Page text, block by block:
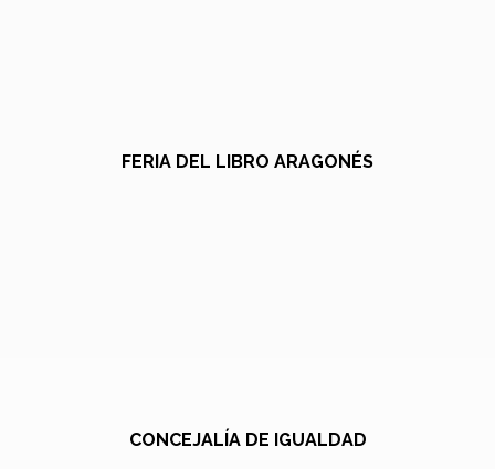
FERIA DEL LIBRO ARAGONÉS
CONCEJALÍA DE IGUALDAD